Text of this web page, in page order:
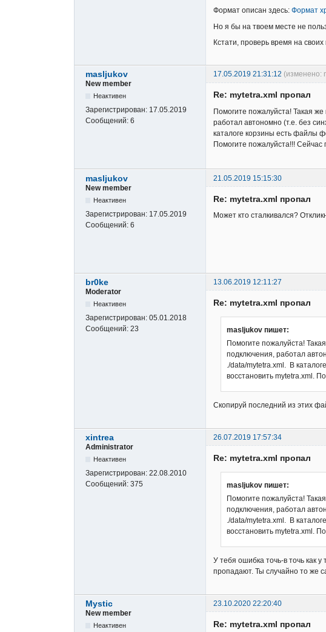
Формат описан здесь: Формат
Но я бы на твоем месте не
Кстати, проверь время на
masljukov 17.05.2019 21:31:12 (изменено:
New member
Неактивен
Зарегистрирован: 17.05.2019
Сообщений: 6
Re: mytetra.xml пропал
Помогите пожалуйста! Такая
работал автономно (т.е. без
каталоге корзины есть файлы
Помогите пожалуйста!!! Сейчас
masljukov
21.05.2019 15:15:30
New member
Неактивен
Зарегистрирован: 17.05.2019
Сообщений: 6
Re: mytetra.xml пропал
Может кто сталкивался?
br0ke
13.06.2019 12:11:27
Moderator
Неактивен
Зарегистрирован: 05.01.2018
Сообщений: 23
Re: mytetra.xml пропал
masljukov пишет:
Помогите пожалуйста!
подключения, работал
./data/mytetra.xml. В
восстановить mytetra.xml.
Скопируй последний из этих
xintrea
26.07.2019 17:57:34
Administrator
Неактивен
Зарегистрирован: 22.08.2010
Сообщений: 375
Re: mytetra.xml пропал
masljukov пишет:
Помогите пожалуйста!
подключения, работал
./data/mytetra.xml. В
восстановить mytetra.xml.
У тебя ошибка точь-в точь как
пропадают. Ты случайно то же
Mystic
23.10.2020 22:20:40
New member
Неактивен Re: mytetra.xml пропал